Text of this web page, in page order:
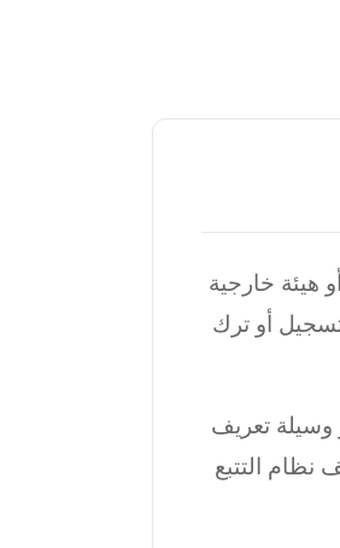
هيئة خارجية
أو ترك
وسيلة تعريف
نظام التتبع